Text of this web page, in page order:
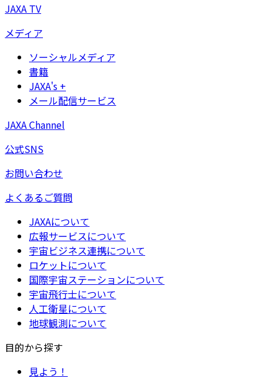
JAXA TV
メディア
ソーシャルメディア
書籍
JAXA's +
メール配信サービス
JAXA Channel
公式SNS
お問い合わせ
よくあるご質問
JAXAについて
広報サービスについて
宇宙ビジネス連携について
ロケットについて
国際宇宙ステーションについて
宇宙飛行士について
人工衛星について
地球観測について
目的から探す
見よう！